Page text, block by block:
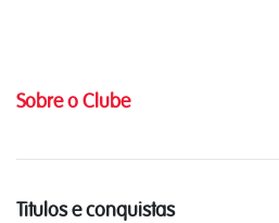
Sobre o Clube
Titulos e conquistas